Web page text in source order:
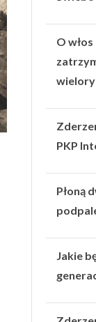
O
PKP
Płoną
Jakie